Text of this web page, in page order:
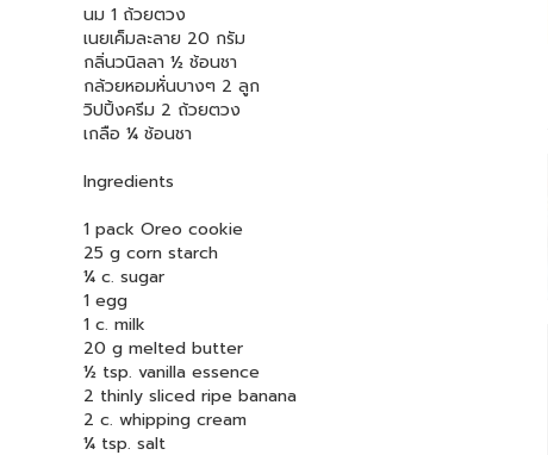
นม 1 ถ้วยตวง
เนยเค็มละลาย 20 กรัม
กลิ่นวนิลลา ½ ช้อนชา
กล้วยหอมหั่นบางๆ 2 ลูก
วิปปิ้งครีม 2 ถ้วยตวง
เกลือ ¼ ช้อนชา
Ingredients
1 pack Oreo cookie
25 g corn starch
¼ c. sugar
1 egg
1 c. milk
20 g melted butter
½ tsp. vanilla essence
2 thinly sliced ripe banana
2 c. whipping cream
¼ tsp. salt